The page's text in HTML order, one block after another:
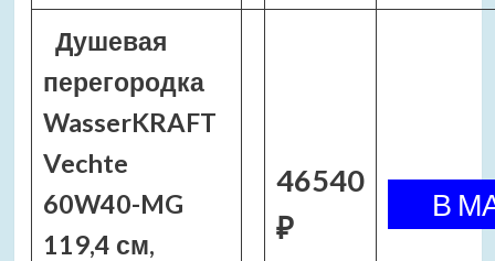
Душевая
перегородка
WasserKRAFT
Vechte
60W40-MG
119,4 см,
46540
₽